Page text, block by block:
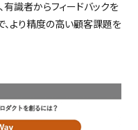
識者からフィードバックを
、より精度の高い顧客課題を